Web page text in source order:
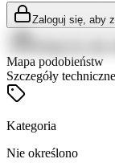
Zaloguj się, aby
Mapa podobieństw
Szczegóły techniczne
Kategoria
Nie określono